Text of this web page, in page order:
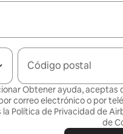
Código postal
Obtener ayuda, aceptas
correo electrónico o por
Política de Privacidad de
de